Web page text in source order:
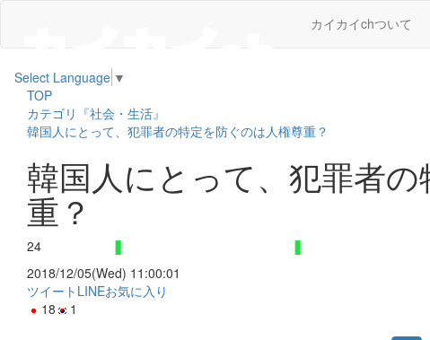
カイカイchついて
Select Language ▼
TOP
カテゴリ『社会・生活』
韓国人にとって、犯罪者の特定を防ぐのは人権尊重？
韓国人にとって、犯罪者
重？
24
2018/12/05(Wed) 11:00:01
ツイート LINEお気に入り
18
1